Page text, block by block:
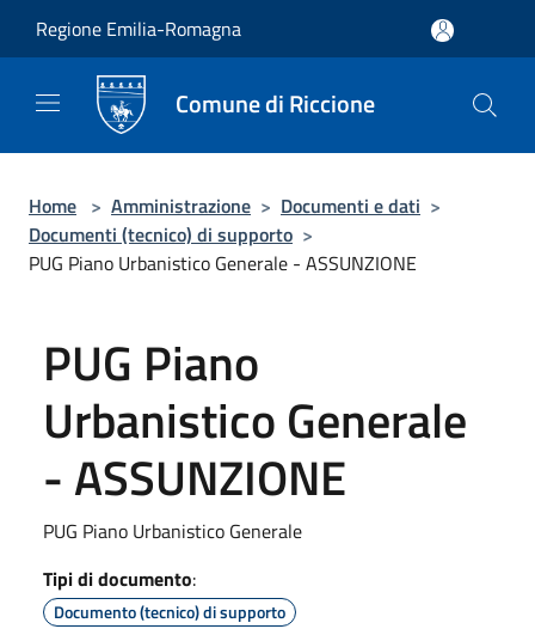
Regione Emilia-Romagna
Comune di Riccione
Home > Amministrazione > Documenti e dati >
Documenti (tecnico) di supporto >
PUG Piano Urbanistico Generale - ASSUNZIONE
PUG Piano
Urbanistico Generale
- ASSUNZIONE
PUG Piano Urbanistico Generale
Tipi di documento:
Documento (tecnico) di supporto